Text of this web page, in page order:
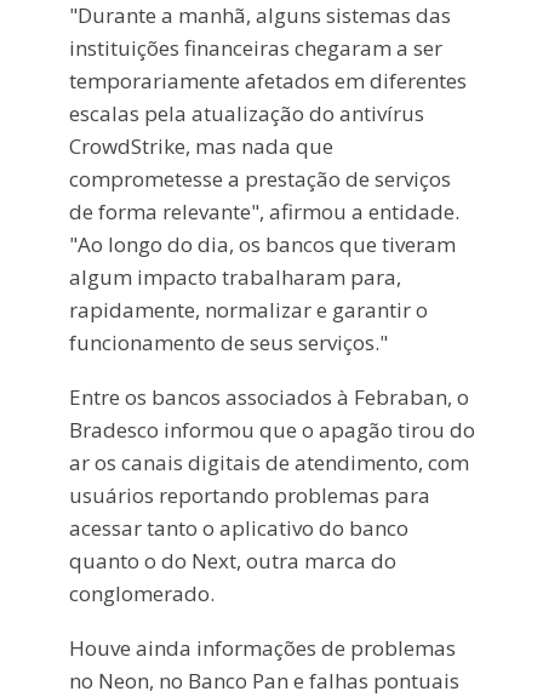
"Durante a manhã, alguns sistemas das
instituições financeiras chegaram a ser
temporariamente afetados em diferentes
escalas pela atualização do antivírus
CrowdStrike, mas nada que
comprometesse a prestação de serviços
de forma relevante", afirmou a entidade.
"Ao longo do dia, os bancos que tiveram
algum impacto trabalharam para,
rapidamente, normalizar e garantir o
funcionamento de seus serviços."
Entre os bancos associados à Febraban, o
Bradesco informou que o apagão tirou do
ar os canais digitais de atendimento, com
usuários reportando problemas para
acessar tanto o aplicativo do banco
quanto o do Next, outra marca do
conglomerado.
Houve ainda informações de problemas
no Neon, no Banco Pan e falhas pontuais